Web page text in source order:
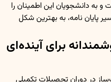
به دانشجویان این اطمینان را
پایان نامه، به بهترین شکل
برای آینده‌ای